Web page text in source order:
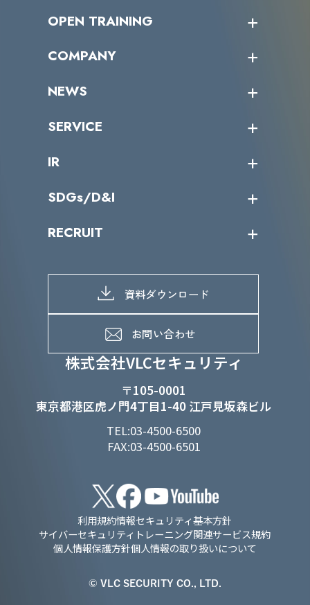
株式会社VLCセキュリティ
〒105-0001
東京都港区虎ノ門4丁目1-40 江戸見坂森ビル
TEL:03-4500-6500
FAX:03-4500-6501
OPEN TRAINING
受講者の声
COMPANY
トップメッセージ
ミッション／ビジョン
パートナー企業一覧
NEWS
サイバーニュース
SERVICE
カテゴリー別サービス一覧
IR
IRカレンダー
IRライブラリー
よくあるご質問
SDGs/D&I
当グループのマテリアリティ
SDGs推進体制
D&Iの取り組み
RECRUIT
募集職種一覧
メッセージ
メンバーインタビュー
資料ダウンロード
お問い合わせ
利用規約情報セキュリティ基本方針
サイバーセキュリティトレーニング関連サービス規約
個人情報保護方針個人情報の取り扱いについて
© VLC SECURITY CO., LTD.